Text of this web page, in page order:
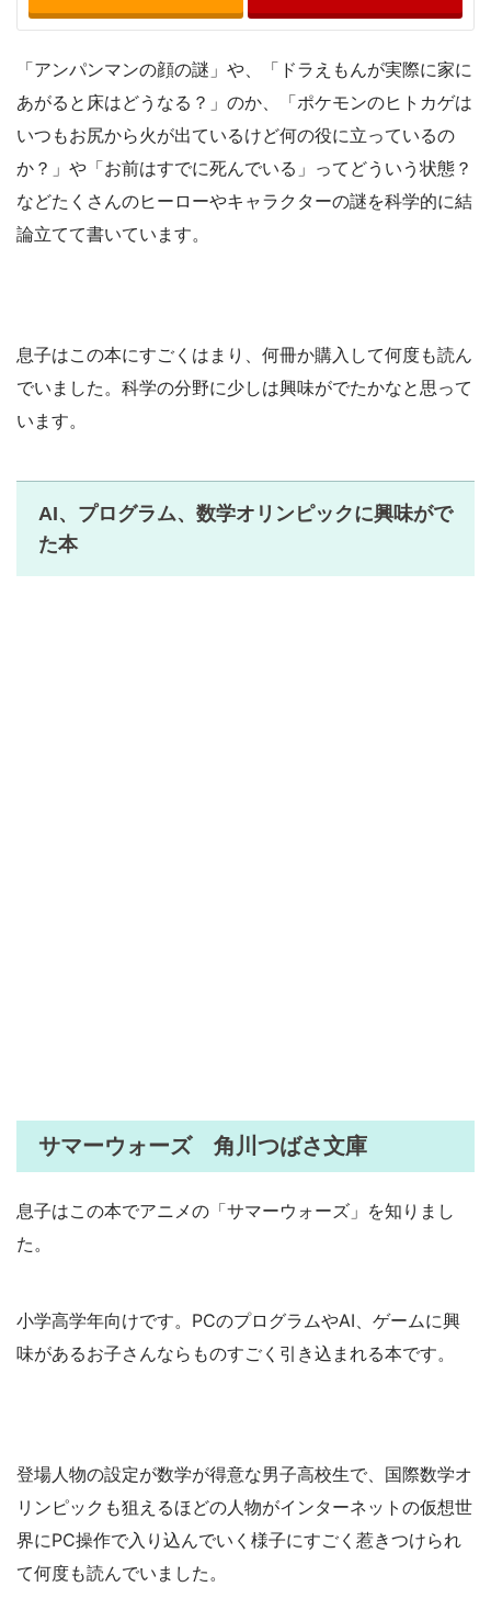
「アンパンマンの顔の謎」や、「ドラえもんが実際に家に
あがると床はどうなる？」のか、「ポケモンのヒトカゲは
いつもお尻から火が出ているけど何の役に立っているの
か？」や「お前はすでに死んでいる」ってどういう状態？
などたくさんのヒーローやキャラクターの謎を科学的に結
論立てて書いています。
息子はこの本にすごくはまり、何冊か購入して何度も読ん
でいました。科学の分野に少しは興味がでたかなと思って
います。
AI、プログラム、数学オリンピックに興味がで
た本
サマーウォーズ 角川つばさ文庫
息子はこの本でアニメの「サマーウォーズ」を知りまし
た。
小学高学年向けです。PCのプログラムやAI、ゲームに興
味があるお子さんならものすごく引き込まれる本です。
登場人物の設定が数学が得意な男子高校生で、国際数学オ
リンピックも狙えるほどの人物がインターネットの仮想世
界にPC操作で入り込んでいく様子にすごく惹きつけられ
て何度も読んでいました。